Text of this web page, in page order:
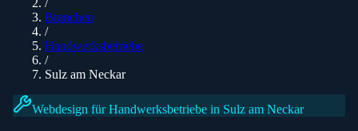
/
Branchen
/
Handwerksbetriebe
/
Sulz am Neckar
Webdesign fürHandwerksbetriebe in Sulz am Neckar